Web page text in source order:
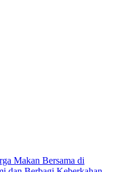
Makan Bersama di